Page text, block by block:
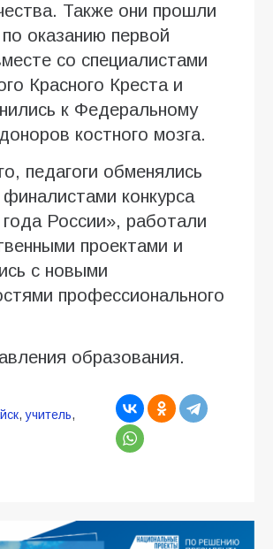
Также они прошли
оказанию первой
со специалистами
Красного Креста и
к Федеральному
костного мозга.
педагоги обменялись
конкурса
России», работали
проектами и
с новыми
профессионального
образования.
,учитель,